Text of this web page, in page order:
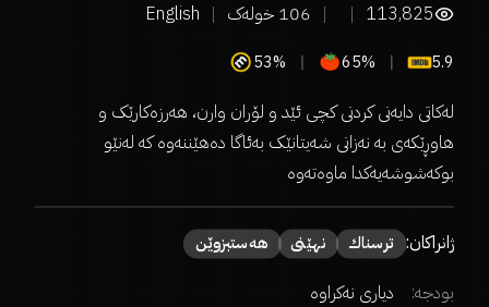
113,825
106 خولەک English
5.9
65%
53%
لەکاتی دایەنی کردنی کچی ئێد و لۆران وارن، هەرزەکارێک و
هاوڕێکەی بە نەزانی شەیتانێک بەئاگا دەهێننەوە کە لەنێو
بوکەشوشەیەکدا ماوەتەوە
ژانراکان: ترسناك نهێنی هەستبزوێن
بودجە:
دیاری نەکراوە